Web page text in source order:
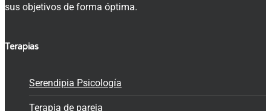
sus objetivos de forma óptima.
Terapias
Serendipia Psicología
Terapia de pareja